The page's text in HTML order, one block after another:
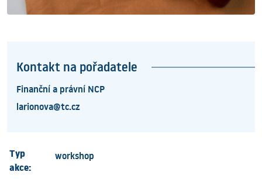
Kontakt na pořadatele
Finanční a právní NCP
larionova@tc.cz
Typ
akce:
workshop